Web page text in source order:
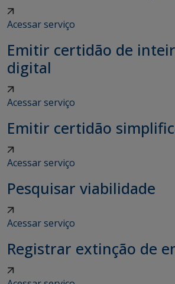
Acessar serviço
Emitir certidão de
digital
Acessar serviço
Emitir certidão
Acessar serviço
Pesquisar viabilidade
Acessar serviço
Registrar extinção de